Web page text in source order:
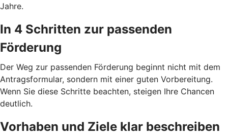
Jahre.
In 4 Schritten zur passenden
Förderung
Der Weg zur passenden Förderung beginnt nicht mit dem
Antragsformular, sondern mit einer guten Vorbereitung.
Wenn Sie diese Schritte beachten, steigen Ihre Chancen
deutlich.
Vorhaben und Ziele klar beschreiben